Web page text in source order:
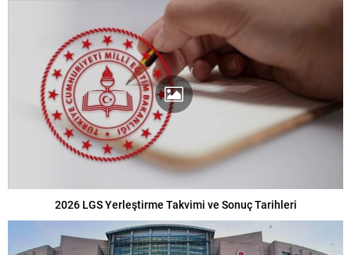
2026 LGS Yerleştirme Takvimi ve Sonuç Tarihleri